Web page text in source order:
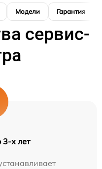
Модели Гарантия
сервис-
3-х лет